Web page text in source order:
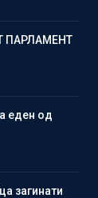
ПАРЛАМЕНТ
еден од
загинати